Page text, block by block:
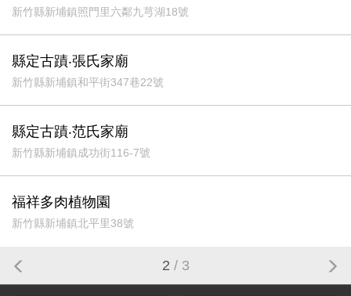
新竹縣新埔鎮照門里六鄰九芎湖18號
縣定古蹟‧張氏家廟
新竹縣新埔鎮和平街347巷22號
縣定古蹟‧范氏家廟
新竹縣新埔鎮成功街116-7號
福祥多肉植物園
新竹縣新埔鎮北平里38號
2 / 3